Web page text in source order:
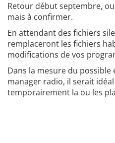
Retour début septembre,
mais à confirmer.
En attendant des fichiers
remplaceront les fichiers
modifications de vos
Dans la mesure du
manager radio, il serait
temporairement la ou les